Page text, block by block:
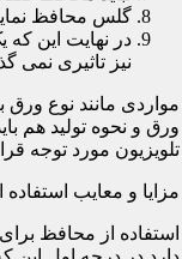
گلس محافظ
در نهایت این
نیز تاثیری نمی
مواردی مانند نوع
ورق و نحوه تولید هم
تلویزیون مورد توجه
مزایا و معایب
استفاده از محافظ